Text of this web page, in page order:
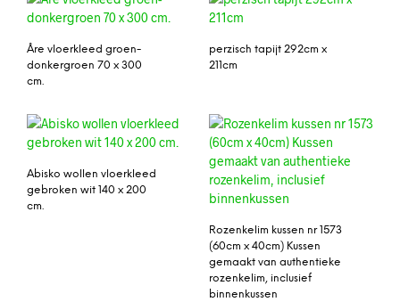
Åre vloerkleed groen-
donkergroen 70 x 300
cm.
perzisch tapijt 292cm x
211cm
Abisko wollen vloerkleed
gebroken wit 140 x 200
cm.
Rozenkelim kussen nr 1573
(60cm x 40cm) Kussen
gemaakt van authentieke
rozenkelim, inclusief
binnenkussen